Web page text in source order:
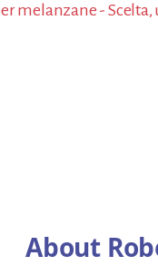
melanzane - Scelta,
About